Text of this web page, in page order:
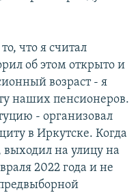
что я считал
об этом открыто и
возраст - я
наших пенсионеров.
- организовал
в Иркутске. Когда
выходил на улицу на
2022 года и не